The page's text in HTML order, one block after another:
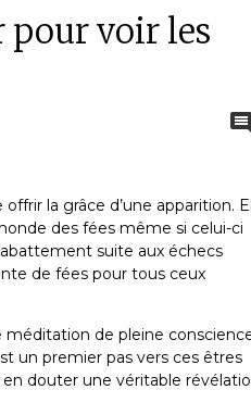
pour voir les
la grâce d’une apparition.
des fées même si celui-ci
suite aux échecs
de fées pour tous ceux
méditation de pleine
un premier pas vers ces êtres
douter une véritable